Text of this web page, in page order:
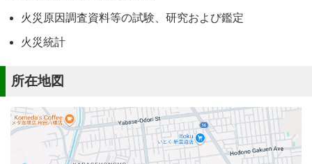
火災原因調査資料等の試験、研究および鑑定
火災統計
所在地図